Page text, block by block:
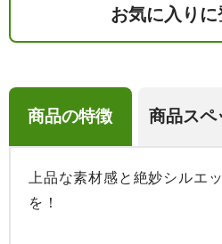
お気に入りに
商品の特徴 商品スペ
上品な素材感と絶妙シルエ
を！